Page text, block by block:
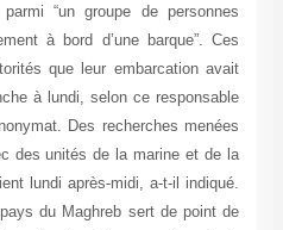
“un groupe de personnes
à bord d’une barque”. Ces
que leur embarcation avait
à lundi, selon ce responsable
Des recherches menées
des unités de la marine et de la
lundi après-midi, a-t-il indiqué.
du Maghreb sert de point de